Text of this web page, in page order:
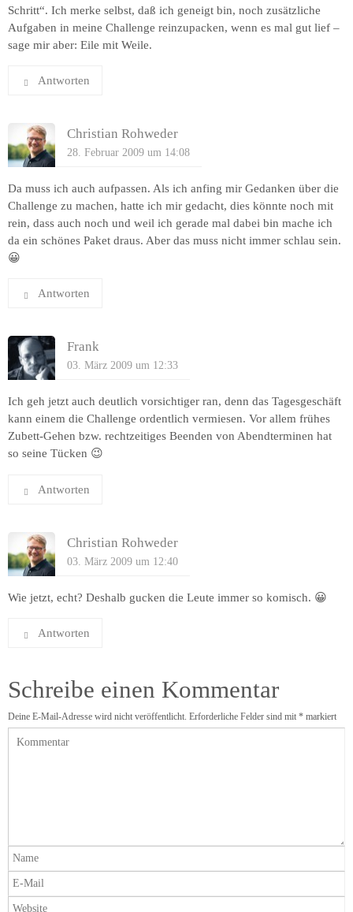
Schritt“. Ich merke selbst, daß ich geneigt bin, noch zusätzliche
Aufgaben in meine Challenge reinzupacken, wenn es mal gut lief –
sage mir aber: Eile mit Weile.
Antworten
Christian Rohweder
28. Februar 2009 um 14:08
Da muss ich auch aufpassen. Als ich anfing mir Gedanken über die
Challenge zu machen, hatte ich mir gedacht, dies könnte noch mit
rein, dass auch noch und weil ich gerade mal dabei bin mache ich
da ein schönes Paket draus. Aber das muss nicht immer schlau sein.
😀
Antworten
Frank
03. März 2009 um 12:33
Ich geh jetzt auch deutlich vorsichtiger ran, denn das Tagesgeschäft
kann einem die Challenge ordentlich vermiesen. Vor allem frühes
Zubett-Gehen bzw. rechtzeitiges Beenden von Abendterminen hat
so seine Tücken 😉
Antworten
Christian Rohweder
03. März 2009 um 12:40
Wie jetzt, echt? Deshalb gucken die Leute immer so komisch. 😀
Antworten
Schreibe einen Kommentar
Deine E-Mail-Adresse wird nicht veröffentlicht. Erforderliche Felder sind mit * markiert